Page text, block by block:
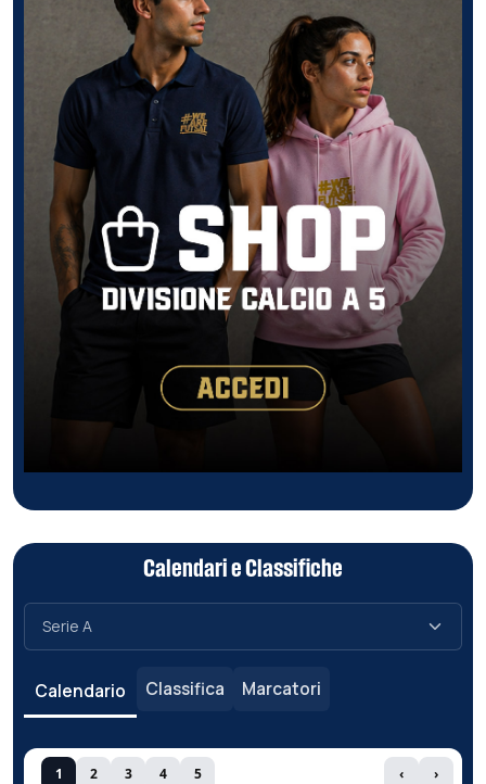
Calendari e Classifiche
Calendario Classifica Marcatori
1 2 3 4 5 ‹ ›